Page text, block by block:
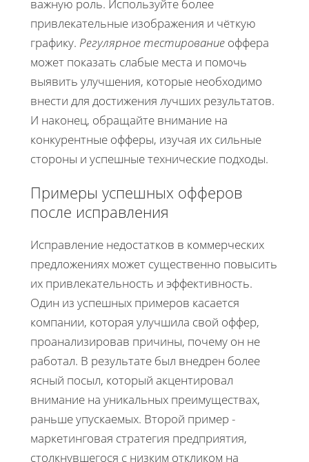
важную роль. Используйте более
привлекательные изображения и чёткую
графику. Регулярное тестирование оффера
может показать слабые места и помочь
выявить улучшения, которые необходимо
внести для достижения лучших результатов.
И наконец, обращайте внимание на
конкурентные офферы, изучая их сильные
стороны и успешные технические подходы.
Примеры успешных офферов
после исправления
Исправление недостатков в коммерческих
предложениях может существенно повысить
их привлекательность и эффективность.
Один из успешных примеров касается
компании, которая улучшила свой оффер,
проанализировав причины, почему он не
работал. В результате был внедрен более
ясный посыл, который акцентировал
внимание на уникальных преимуществах,
раньше упускаемых. Второй пример -
маркетинговая стратегия предприятия,
столкнувшегося с низким откликом на